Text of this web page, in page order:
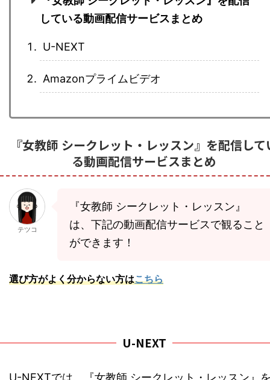
している動画配信サービスまとめ
U-NEXT
Amazonプライムビデオ
『女教師 シークレット・レッスン』を配信して
る動画配信サービスまとめ
テツコ
『女教師 シークレット・レッスン』
は、下記の動画配信サービスで観ること
ができます！
選び方がよく分からない方はこちら
U-NEXT
U-NEXTでは、『女教師 シークレット・レッスン』